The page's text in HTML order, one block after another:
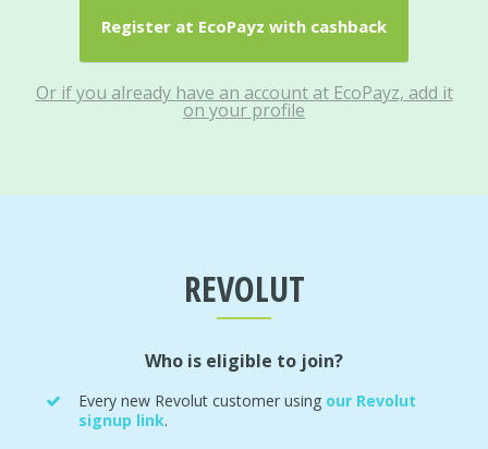
Register at EcoPayz with cashback
Or if you already have an account at EcoPayz, add it
on your profile
REVOLUT
Who is eligible to join?
Every new Revolut customer using our Revolut
signup link.